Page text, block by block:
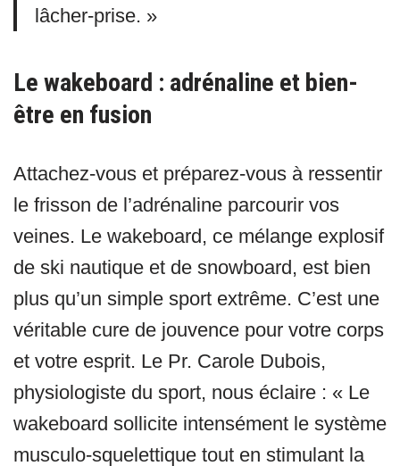
lâcher-prise. »
Le wakeboard : adrénaline et bien-
être en fusion
Attachez-vous et préparez-vous à ressentir
le frisson de l’adrénaline parcourir vos
veines. Le wakeboard, ce mélange explosif
de ski nautique et de snowboard, est bien
plus qu’un simple sport extrême. C’est une
véritable cure de jouvence pour votre corps
et votre esprit. Le Pr. Carole Dubois,
physiologiste du sport, nous éclaire : « Le
wakeboard sollicite intensément le système
musculo-squelettique tout en stimulant la